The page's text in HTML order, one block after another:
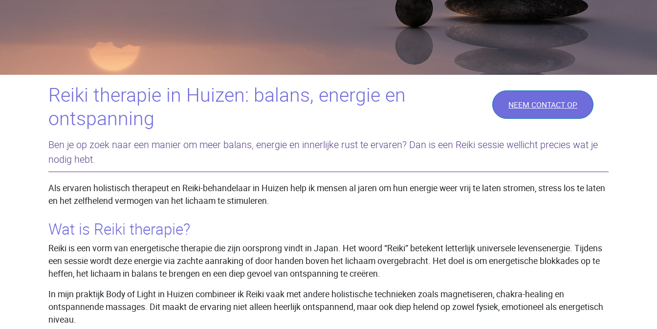
Reiki therapie in Huizen: balans, energie en
ontspanning
NEEM CONTACT OP
Ben je op zoek naar een manier om meer balans, energie en innerlijke rust te ervaren? Dan is een Reiki sessie wellicht precies wat je
nodig hebt.
Als ervaren holistisch therapeut en Reiki-behandelaar in Huizen help ik mensen al jaren om hun energie weer vrij te laten stromen, stress los te laten
en het zelfhelend vermogen van het lichaam te stimuleren.
Wat is Reiki therapie?
Reiki is een vorm van energetische therapie die zijn oorsprong vindt in Japan. Het woord “Reiki” betekent letterlijk universele levensenergie. Tijdens
een sessie wordt deze energie via zachte aanraking of door handen boven het lichaam overgebracht. Het doel is om energetische blokkades op te
heffen, het lichaam in balans te brengen en een diep gevoel van ontspanning te creëren.
In mijn praktijk Body of Light in Huizen combineer ik Reiki vaak met andere holistische technieken zoals magnetiseren, chakra-healing en
ontspannende massages. Dit maakt de ervaring niet alleen heerlijk ontspannend, maar ook diep helend op zowel fysiek, emotioneel als energetisch
niveau.